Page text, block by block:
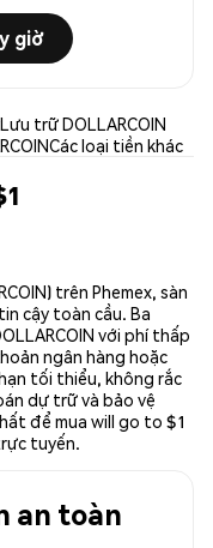
giờ
Lưu trữ DOLLARCOIN
Các loại tiền khác
trên Phemex, sàn
cậy toàn cầu. Ba
với phí thấp
ngân hàng hoặc
tối thiểu, không rắc
dự trữ và bảo vệ
để mua will go to $1
tuyến.
an toàn